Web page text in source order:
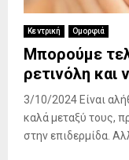
Κεντρική Ομορφιά
Μπορούμε
ρετινόλη και
3/10/2024 Είναι
καλά μεταξύ τους,
στην επιδερμίδα.